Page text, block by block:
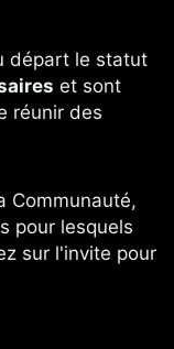
départ le statut
et sont
réunir des
Communauté,
pour lesquels
sur l'invite pour